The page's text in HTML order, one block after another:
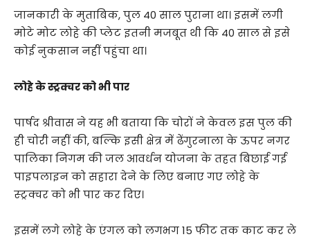
जानकारी के मुताबिक, पुल 40 साल पुराना था। इसमें लगी
मोटे मोट लोहे की प्लेट इतनी मजबूत थी कि 40 साल से इसे
कोई नुकसान नहीं पहुंचा था।
लोहे के स्ट्रक्चर को भी पार
पार्षद श्रीवास ने यह भी बताया कि चोरों ने केवल इस पुल की
ही चोरी नहीं की, बल्कि इसी क्षेत्र में ढेंगुरनाला के ऊपर नगर
पालिका निगम की जल आवर्धन योजना के तहत बिछाई गई
पाइपलाइन को सहारा देने के लिए बनाए गए लोहे के
स्ट्रक्चर को भी पार कर दिए।
इसमें लगे लोहे के एंगल को लगभग 15 फीट तक काट कर ले